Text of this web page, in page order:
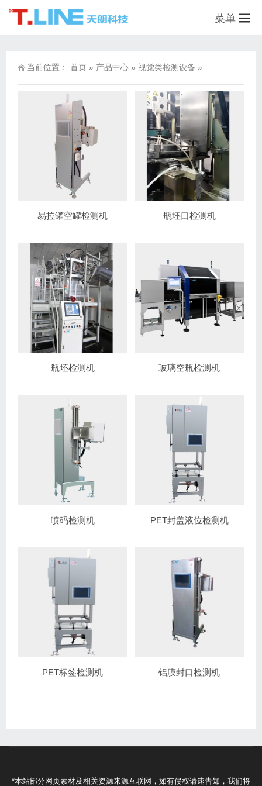
菜单
当前位置： 首页 » 产品中心 » 视觉类检测设备 »
易拉罐空罐检测机 瓶坯口检测机
瓶坯检测机 玻璃空瓶检测机
喷码检测机 PET封盖液位检测机
PET标签检测机 铝膜封口检测机
*本站部分网页素材及相关资源来源互联网，如有侵权请速告知，我们将